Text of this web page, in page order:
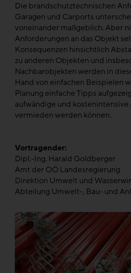
Die brandschutztechnischen
Garagen und Carports
voneinander maßgeblich. Aber
Anforderungen an das Objekt
Konsequenzen hinsichtlich
zu anderen Objekten und
Nachbarobjekten werden in
Hand von einfachen Beispielen
Planung einfache Tipps
aufwändige und kostenintensive
vermieden werden können.
Vortragender:
Dipl.-Ing. Harald Goldberger
Amt der OÖ Landesregierung
Direktion Umwelt und
Abteilung Umwelt-, Bau- und